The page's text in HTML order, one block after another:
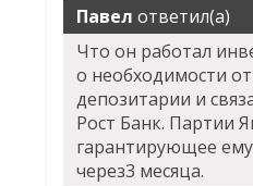
Павел ответил(а)
Что он работал
о необходимости
депозитарии и
Рост Банк. Партии
гарантирующее
через3 месяца.